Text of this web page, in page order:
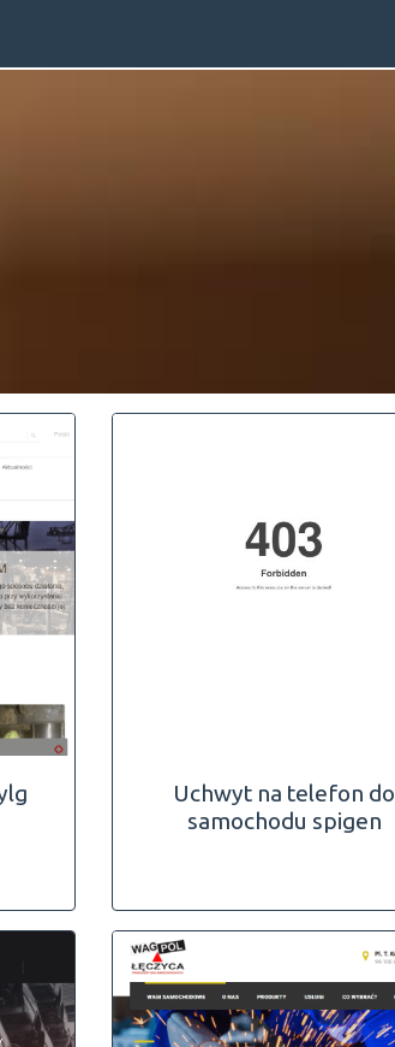
Uchwyt na telefon do
samochodu spigen